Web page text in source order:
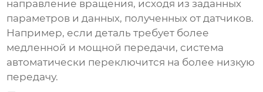
направление вращения, исходя из заданных
параметров и данных, полученных от датчиков.
Например, если деталь требует более
медленной и мощной передачи, система
автоматически переключится на более низкую
передачу.